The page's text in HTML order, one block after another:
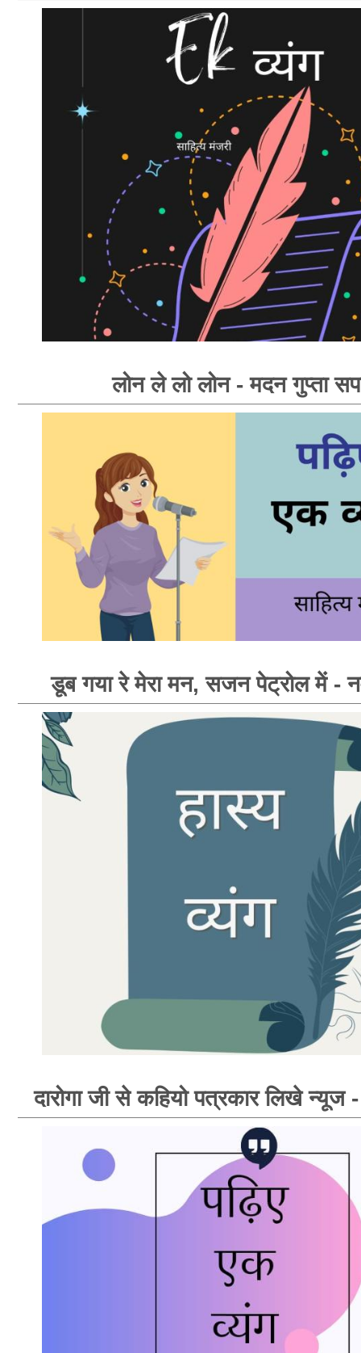
लोन ले लो लोन - मदन गुप्ता
डूब गया रे मेरा मन, सजन पेट्रोल में -
दारोगा जी से कहियो पत्रकार लिखे न्यूज